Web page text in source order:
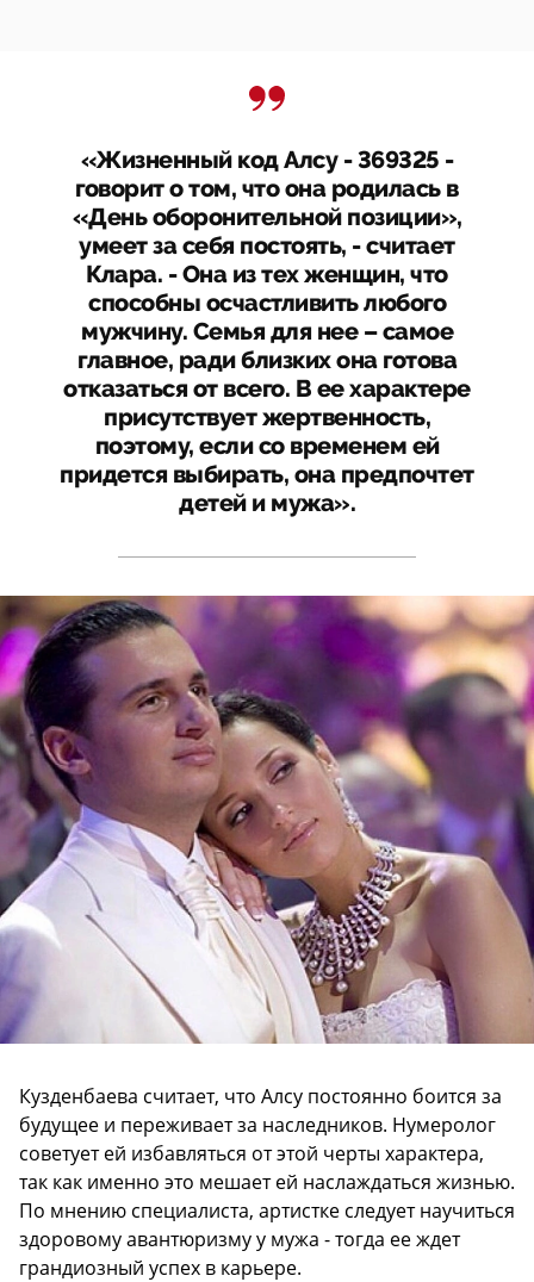
«Жизненный код Алсу - 369325 -
говорит о том, что она родилась в
«День оборонительной позиции»,
умеет за себя постоять, - считает
Клара. - Она из тех женщин, что
способны осчастливить любого
мужчину. Семья для нее – самое
главное, ради близких она готова
отказаться от всего. В ее характере
присутствует жертвенность,
поэтому, если со временем ей
придется выбирать, она предпочтет
детей и мужа».
Кузденбаева считает, что Алсу постоянно боится за
будущее и переживает за наследников. Нумеролог
советует ей избавляться от этой черты характера,
так как именно это мешает ей наслаждаться жизнью.
По мнению специалиста, артистке следует научиться
здоровому авантюризму у мужа - тогда ее ждет
грандиозный успех в карьере.